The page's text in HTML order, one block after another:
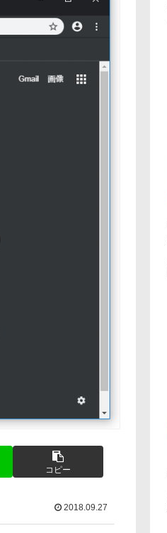
コピー
2018.09.27